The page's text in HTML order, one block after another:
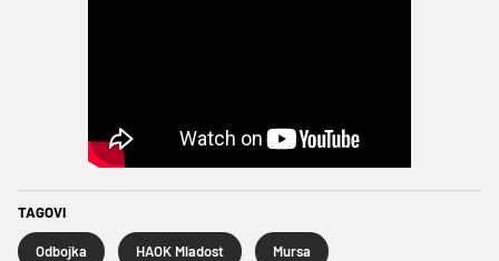
TAGOVI
Odbojka HAOK Mladost Mursa